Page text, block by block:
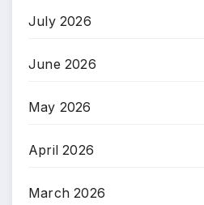
July 2026
June 2026
May 2026
April 2026
March 2026